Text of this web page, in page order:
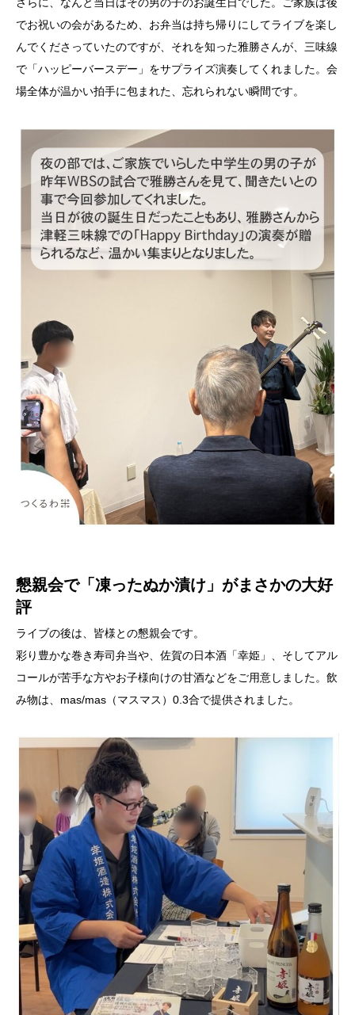
でお祝いの会があるため、お弁当は持ち帰りにしてライブを楽し
んでくださっていたのですが、それを知った雅勝さんが、三味線
で「ハッピーバースデー」をサプライズ演奏してくれました。会
場全体が温かい拍手に包まれた、忘れられない瞬間です。
懇親会で「凍ったぬか漬け」がまさかの大好
評
ライブの後は、皆様との懇親会です。
彩り豊かな巻き寿司弁当や、佐賀の日本酒「幸姫」、そしてアル
コールが苦手な方やお子様向けの甘酒などをご用意しました。飲
み物は、mas/mas（マスマス）0.3合で提供されました。